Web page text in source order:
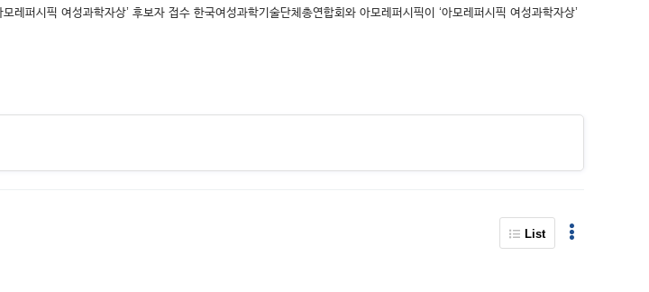
시픽 여성과학자상’ 후보자 접수 한국여성과학기술단체총연합회와 아모레퍼시픽이 ‘아모레퍼시픽 여성과학자상’
List